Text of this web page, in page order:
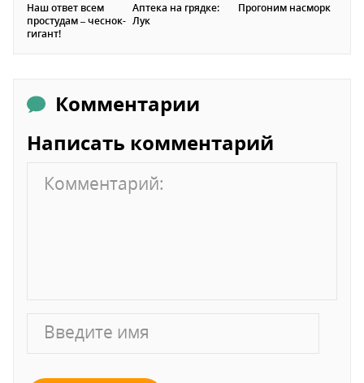
Наш ответ всем
простудам – чеснок-
гигант!
Аптека на грядке:
Лук
Прогоним насморк
Комментарии
Написать комментарий